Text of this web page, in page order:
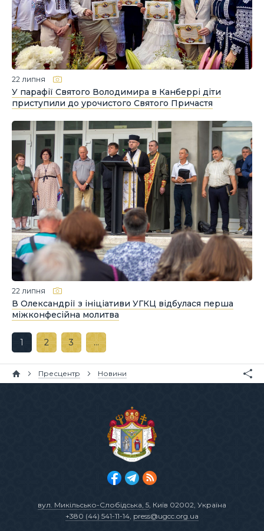
22 липня
У парафії Святого Володимира в Канберрі діти
приступили до урочистого Святого Причастя
22 липня
В Олександрії з ініціативи УГКЦ відбулася перша
міжконфесійна молитва
1 2 3 …
Пресцентр Новини
вул. Микільсько-Слобідська, 5, Київ 02002, Україна
+380 (44) 541-11-14, press@ugcc.org.ua